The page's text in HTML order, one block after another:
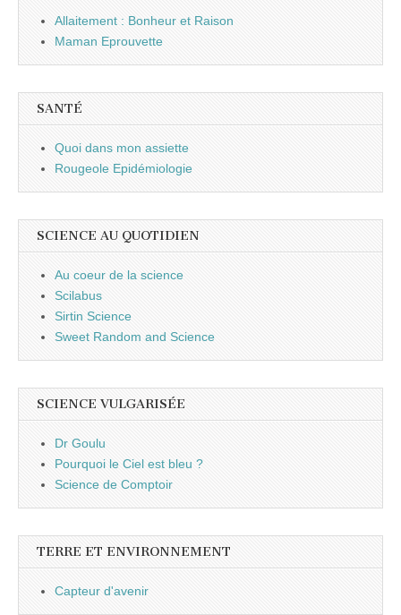
Allaitement : Bonheur et Raison
Maman Eprouvette
SANTÉ
Quoi dans mon assiette
Rougeole Epidémiologie
SCIENCE AU QUOTIDIEN
Au coeur de la science
Scilabus
Sirtin Science
Sweet Random and Science
SCIENCE VULGARISÉE
Dr Goulu
Pourquoi le Ciel est bleu ?
Science de Comptoir
TERRE ET ENVIRONNEMENT
Capteur d'avenir